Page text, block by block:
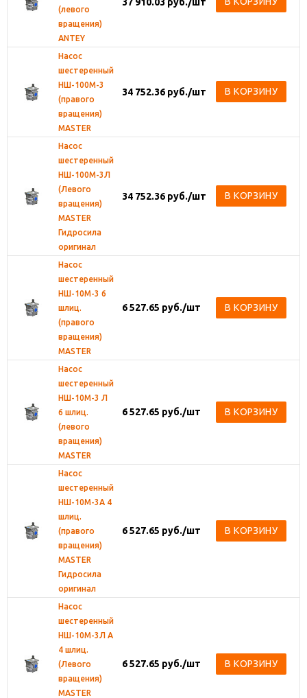
(левого
вращения)
ANTEY
Насос
шестеренный
НШ-100М-3
(правого
вращения)
MASTER
34 752.36 руб./шт В КОРЗИНУ
Насос
шестеренный
НШ-100М-3Л
(Левого
вращения)
MASTER
Гидросила
оригинал
34 752.36 руб./шт В КОРЗИНУ
Насос
шестеренный
НШ-10М-3 6
шлиц.
(правого
вращения)
MASTER
6 527.65 руб./шт В КОРЗИНУ
Насос
шестеренный
НШ-10М-3 Л
6 шлиц.
(левого
вращения)
MASTER
6 527.65 руб./шт В КОРЗИНУ
Насос
шестеренный
НШ-10М-3А 4
шлиц.
(правого
вращения)
MASTER
Гидросила
оригинал
6 527.65 руб./шт В КОРЗИНУ
Насос
шестеренный
НШ-10М-3Л А
4 шлиц.
(Левого
вращения)
MASTER
6 527.65 руб./шт В КОРЗИНУ